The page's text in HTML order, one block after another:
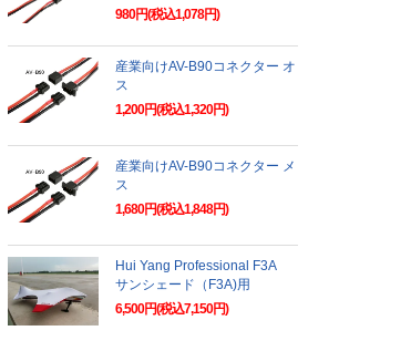
980円(税込1,078円)
産業向けAV-B90コネクター オ
ス
1,200円(税込1,320円)
産業向けAV-B90コネクター メ
ス
1,680円(税込1,848円)
Hui Yang Professional F3A
サンシェード（F3A)用
6,500円(税込7,150円)